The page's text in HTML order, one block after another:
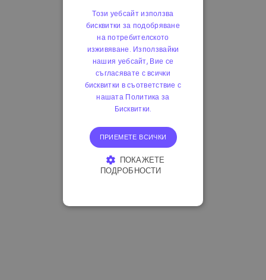
Този уебсайт използва
бисквитки за подобряване
на потребителското
изживяване. Използвайки
нашия уебсайт, Вие се
съгласявате с всички
бисквитки в съответствие с
нашата Политика за
Бисквитки.
ПРИЕМЕТЕ ВСИЧКИ
ПОКАЖЕТЕ
ПОДРОБНОСТИ